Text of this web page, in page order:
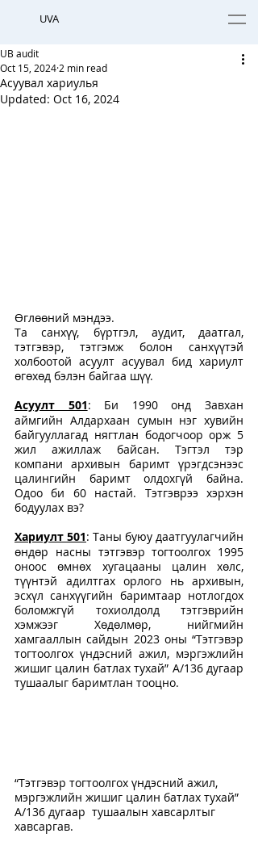
UVA
Асуувал хариулья
UB audit
Oct 15, 2024 2 min read
Updated: Oct 16, 2024
Өглөөний мэндээ.
Та санхүү, бүртгэл, аудит, даатгал,
тэтгэвэр, тэтгэмж болон санхүүтэй
холбоотой асуулт асуувал бид хариулт
өгөхөд бэлэн байгаа шүү.
Асуулт 501: Би 1990 онд Завхан
аймгийн Алдархаан сумын нэг хувийн
байгууллагад нягтлан бодогчоор орж 5
жил ажиллаж байсан. Тэгтэл тэр
компани архивын баримт үрэгдсэнээс
цалингийн баримт олдохгүй байна.
Одоо би 60 настай. Тэтгэврээ хэрхэн
бодуулах вэ?
Хариулт 501: Таны буюу даатгуулагчийн
өндөр насны тэтгэвэр тогтоолгох 1995
оноос өмнөх хугацааны цалин хөлс,
түүнтэй адилтгах орлого нь архивын,
эсхүл санхүүгийн баримтаар нотлогдох
боломжгүй тохиолдолд тэтгэврийн
хэмжээг Хөдөлмөр, нийгмийн
хамгааллын сайдын 2023 оны “Тэтгэвэр
тогтоолгох үндэсний ажил, мэргэжлийн
жишиг цалин батлах тухай” А/136 дугаар
тушаалыг баримтлан тооцно.
“Тэтгэвэр тогтоолгох үндэсний ажил,
мэргэжлийн жишиг цалин батлах тухай”
А/136 дугаар  тушаалын хавсарлтыг
хавсаргав.